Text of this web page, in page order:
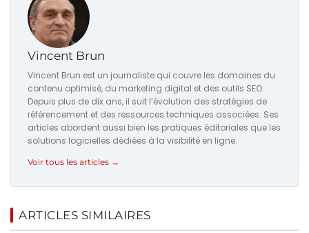
Vincent Brun
Vincent Brun est un journaliste qui couvre les domaines du
contenu optimisé, du marketing digital et des outils SEO.
Depuis plus de dix ans, il suit l’évolution des stratégies de
référencement et des ressources techniques associées. Ses
articles abordent aussi bien les pratiques éditoriales que les
solutions logicielles dédiées à la visibilité en ligne.
Voir tous les articles →
ARTICLES SIMILAIRES